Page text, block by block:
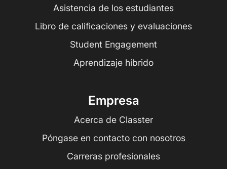
Asistencia de los estudiantes
Libro de calificaciones y evaluaciones
Student Engagement
Aprendizaje híbrido
Empresa
Acerca de Classter
Póngase en contacto con nosotros
Carreras profesionales